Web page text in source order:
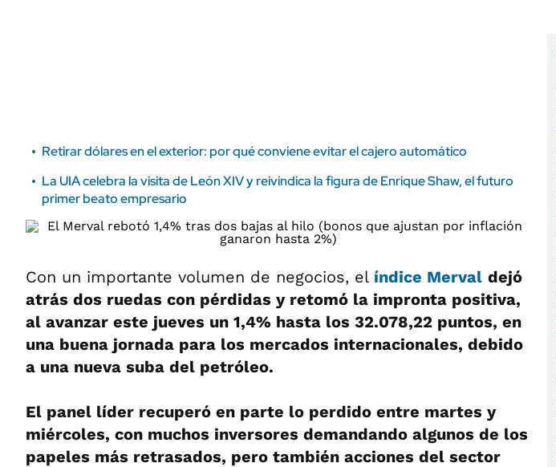
Retirar dólares en el exterior: por qué conviene evitar el cajero automático
La UIA celebra la visita de León XIV y reivindica la figura de Enrique Shaw, el futuro
primer beato empresario
Con un importante volumen de negocios, el índice Merval dejó
atrás dos ruedas con pérdidas y retomó la impronta positiva,
al avanzar este jueves un 1,4% hasta los 32.078,22 puntos, en
una buena jornada para los mercados internacionales, debido
a una nueva suba del petróleo.
El panel líder recuperó en parte lo perdido entre martes y
miércoles, con muchos inversores demandando algunos de los
papeles más retrasados, pero también acciones del sector